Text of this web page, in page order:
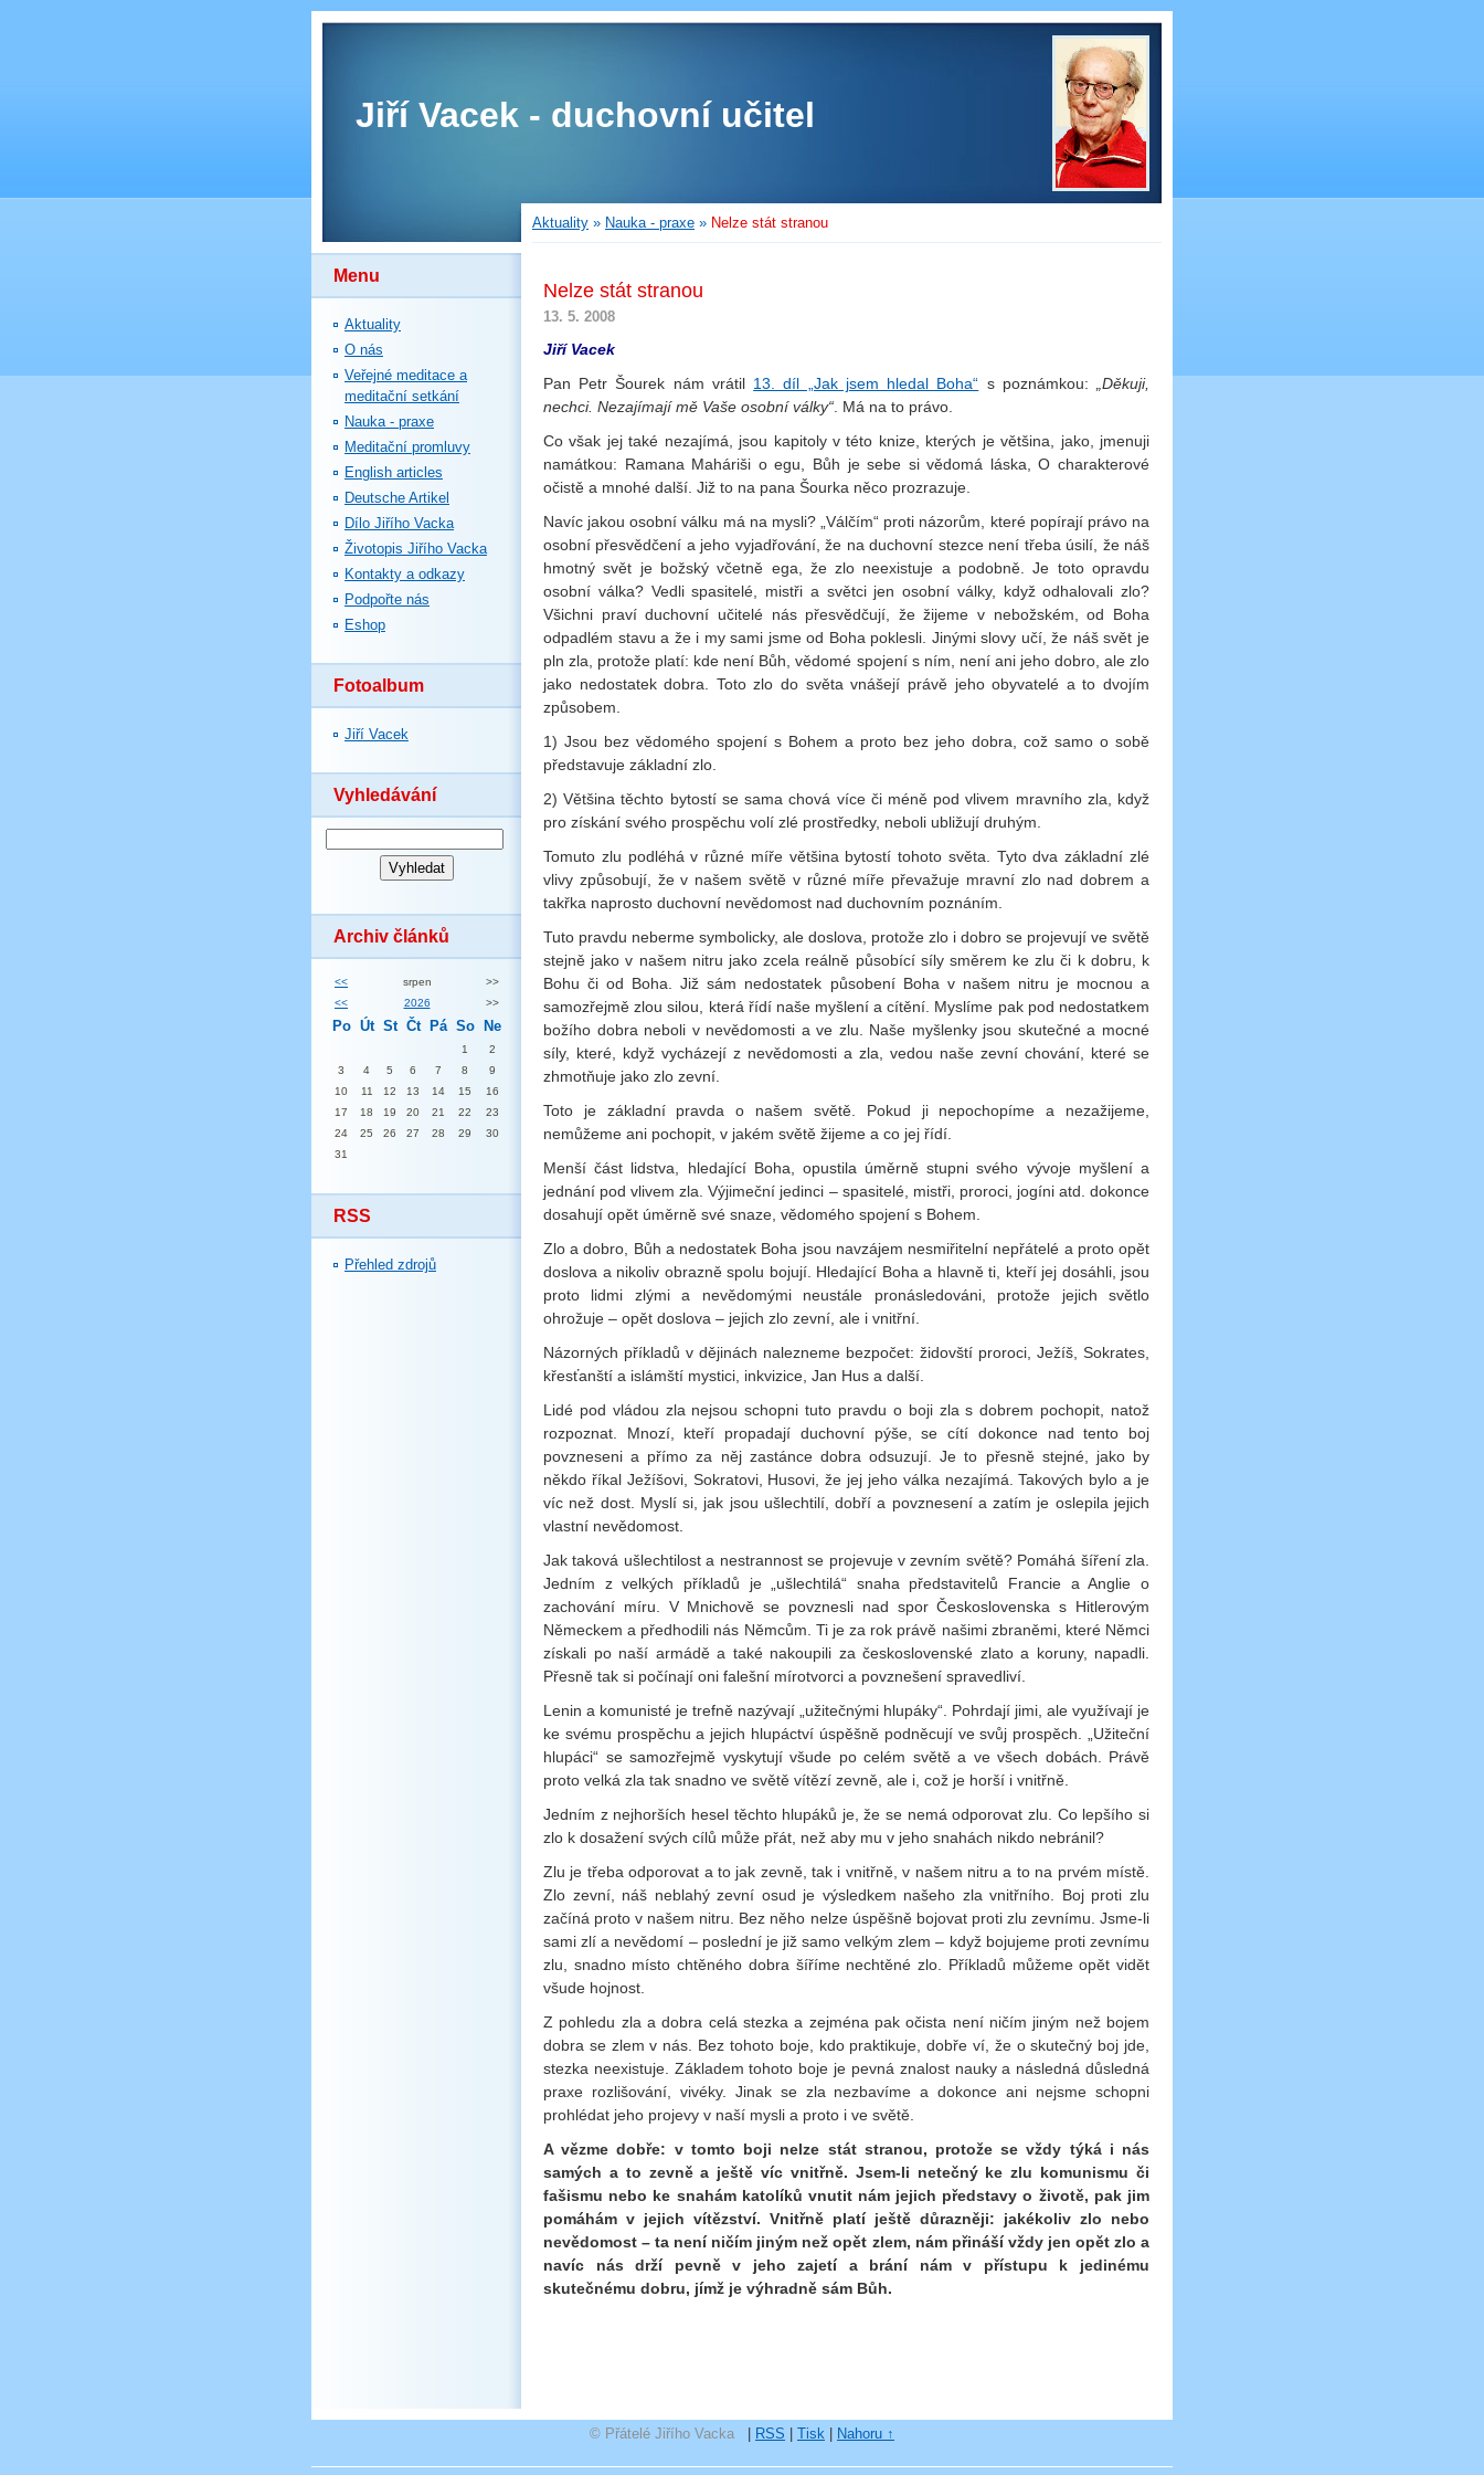
Jiří Vacek - duchovní učitel
Menu
Aktuality
O nás
Veřejné meditace a
meditační setkání
Nauka - praxe
Meditační promluvy
English articles
Deutsche Artikel
Dílo Jiřího Vacka
Životopis Jiřího Vacka
Kontakty a odkazy
Podpořte nás
Eshop
Fotoalbum
Jiří Vacek
Vyhledávání
Archiv článků
<< srpen
>>
<<
2026 >>
Po Út St Čt Pá So Ne
1
2
3
4 5 6 7 8
9
10
11 12 13 14 15
16
17
18 19 20 21 22
23
24
25 26 27 28 29
30
31
RSS
Přehled zdrojů
Aktuality » Nauka - praxe » Nelze stát stranou
Nelze stát stranou
13. 5. 2008
Jiří Vacek
Pan Petr Šourek nám vrátil 13. díl „Jak jsem hledal Boha“ s poznámkou:
„Děkuji,
nechci. Nezajímají mě Vaše osobní války“ . Má na to právo.
Co však jej také nezajímá, jsou kapitoly v této knize, kterých je většina, jako, jmenuji
namátkou: Ramana Maháriši o egu, Bůh je sebe si vědomá láska, O charakterové
očistě a mnohé další. Již to na pana Šourka něco prozrazuje.
Navíc jakou osobní válku má na mysli? „Válčím“ proti názorům, které popírají právo na
osobní přesvědčení a jeho vyjadřování, že na duchovní stezce není třeba úsilí, že náš
hmotný svět je božský včetně ega, že zlo neexistuje a podobně. Je toto opravdu
osobní válka? Vedli spasitelé, mistři a světci jen osobní války, když odhalovali zlo?
Všichni praví duchovní učitelé nás přesvědčují, že žijeme v nebožském, od Boha
odpadlém stavu a že i my sami jsme od Boha poklesli. Jinými slovy učí, že náš svět je
pln zla, protože platí: kde není Bůh, vědomé spojení s ním, není ani jeho dobro, ale zlo
jako nedostatek dobra. Toto zlo do světa vnášejí právě jeho obyvatelé a to dvojím
způsobem.
1) Jsou bez vědomého spojení s Bohem a proto bez jeho dobra, což samo o sobě
představuje základní zlo.
2) Většina těchto bytostí se sama chová více či méně pod vlivem mravního zla, když
pro získání svého prospěchu volí zlé prostředky, neboli ubližují druhým.
Tomuto zlu podléhá v různé míře většina bytostí tohoto světa. Tyto dva základní zlé
vlivy způsobují, že v našem světě v různé míře převažuje mravní zlo nad dobrem a
takřka naprosto duchovní nevědomost nad duchovním poznáním.
Tuto pravdu neberme symbolicky, ale doslova, protože zlo i dobro se projevují ve světě
stejně jako v našem nitru jako zcela reálně působící síly směrem ke zlu či k dobru, k
Bohu či od Boha. Již sám nedostatek působení Boha v našem nitru je mocnou a
samozřejmě zlou silou, která řídí naše myšlení a cítění. Myslíme pak pod nedostatkem
božího dobra neboli v nevědomosti a ve zlu. Naše myšlenky jsou skutečné a mocné
síly, které, když vycházejí z nevědomosti a zla, vedou naše zevní chování, které se
zhmotňuje jako zlo zevní.
Toto je základní pravda o našem světě. Pokud ji nepochopíme a nezažijeme,
nemůžeme ani pochopit, v jakém světě žijeme a co jej řídí.
Menší část lidstva, hledající Boha, opustila úměrně stupni svého vývoje myšlení a
jednání pod vlivem zla. Výjimeční jedinci – spasitelé, mistři, proroci, jogíni atd. dokonce
dosahují opět úměrně své snaze, vědomého spojení s Bohem.
Zlo a dobro, Bůh a nedostatek Boha jsou navzájem nesmiřitelní nepřátelé a proto opět
doslova a nikoliv obrazně spolu bojují. Hledající Boha a hlavně ti, kteří jej dosáhli, jsou
proto lidmi zlými a nevědomými neustále pronásledováni, protože jejich světlo
ohrožuje – opět doslova – jejich zlo zevní, ale i vnitřní.
Názorných příkladů v dějinách nalezneme bezpočet: židovští proroci, Ježíš, Sokrates,
křesťanští a islámští mystici, inkvizice, Jan Hus a další.
Lidé pod vládou zla nejsou schopni tuto pravdu o boji zla s dobrem pochopit, natož
rozpoznat. Mnozí, kteří propadají duchovní pýše, se cítí dokonce nad tento boj
povzneseni a přímo za něj zastánce dobra odsuzují. Je to přesně stejné, jako by
někdo říkal Ježíšovi, Sokratovi, Husovi, že jej jeho válka nezajímá. Takových bylo a je
víc než dost. Myslí si, jak jsou ušlechtilí, dobří a povznesení a zatím je oslepila jejich
vlastní nevědomost.
Jak taková ušlechtilost a nestrannost se projevuje v zevním světě? Pomáhá šíření zla.
Jedním z velkých příkladů je „ušlechtilá“ snaha představitelů Francie a Anglie o
zachování míru. V Mnichově se povznesli nad spor Československa s Hitlerovým
Německem a předhodili nás Němcům. Ti je za rok právě našimi zbraněmi, které Němci
získali po naší armádě a také nakoupili za československé zlato a koruny, napadli.
Přesně tak si počínají oni falešní mírotvorci a povznešení spravedliví.
Lenin a komunisté je trefně nazývají „užitečnými hlupáky“. Pohrdají jimi, ale využívají je
ke svému prospěchu a jejich hlupáctví úspěšně podněcují ve svůj prospěch. „Užiteční
hlupáci“ se samozřejmě vyskytují všude po celém světě a ve všech dobách. Právě
proto velká zla tak snadno ve světě vítězí zevně, ale i, což je horší i vnitřně.
Jedním z nejhorších hesel těchto hlupáků je, že se nemá odporovat zlu. Co lepšího si
zlo k dosažení svých cílů může přát, než aby mu v jeho snahách nikdo nebránil?
Zlu je třeba odporovat a to jak zevně, tak i vnitřně, v našem nitru a to na prvém místě.
Zlo zevní, náš neblahý zevní osud je výsledkem našeho zla vnitřního. Boj proti zlu
začíná proto v našem nitru. Bez něho nelze úspěšně bojovat proti zlu zevnímu. Jsme-li
sami zlí a nevědomí – poslední je již samo velkým zlem – když bojujeme proti zevnímu
zlu, snadno místo chtěného dobra šíříme nechtěné zlo. Příkladů můžeme opět vidět
všude hojnost.
Z pohledu zla a dobra celá stezka a zejména pak očista není ničím jiným než bojem
dobra se zlem v nás. Bez tohoto boje, kdo praktikuje, dobře ví, že o skutečný boj jde,
stezka neexistuje. Základem tohoto boje je pevná znalost nauky a následná důsledná
praxe rozlišování, vivéky. Jinak se zla nezbavíme a dokonce ani nejsme schopni
prohlédat jeho projevy v naší mysli a proto i ve světě.
A vězme dobře: v tomto boji nelze stát stranou, protože se vždy týká i nás
samých a to zevně a ještě víc vnitřně. Jsem-li netečný ke zlu komunismu či
fašismu nebo ke snahám katolíků vnutit nám jejich představy o životě, pak jim
pomáhám v jejich vítězství. Vnitřně platí ještě důrazněji: jakékoliv zlo nebo
nevědomost – ta není ničím jiným než opět zlem, nám přináší vždy jen opět zlo a
navíc nás drží pevně v jeho zajetí a brání nám v přístupu k jedinému
skutečnému dobru, jímž je výhradně sám Bůh.
© Přátelé Jiřího Vacka RSS Tisk Nahoru ↑